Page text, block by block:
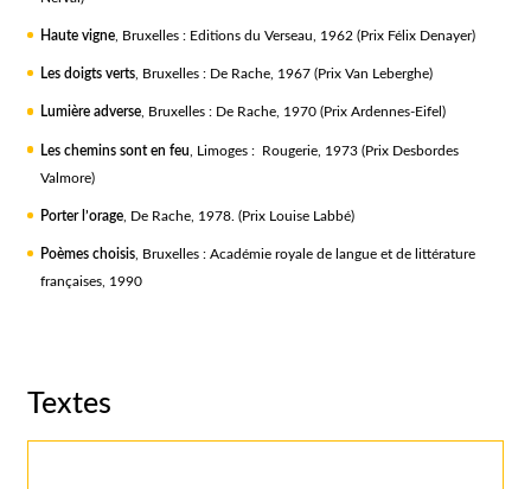
Haute vigne, Bruxelles : Editions du Verseau, 1962 (Prix Félix Denayer)
Les doigts verts, Bruxelles : De Rache, 1967 (Prix Van Leberghe)
Lumière adverse, Bruxelles : De Rache, 1970 (Prix Ardennes-Eifel)
Les chemins sont en feu , Limoges : Rougerie, 1973 (Prix Desbordes
Valmore)
Porter l’orage, De Rache, 1978. (Prix Louise Labbé)
Poèmes choisis, Bruxelles : Académie royale de langue et de littérature
françaises, 1990
Textes